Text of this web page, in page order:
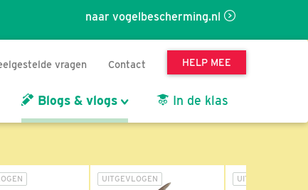
naar vogelbescherming.nl
vragen Contact HELP MEE
Blogs & vlogs In de klas
UITGEVLOGEN UITGEVLOGEN